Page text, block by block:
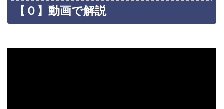
【０】動画で解説